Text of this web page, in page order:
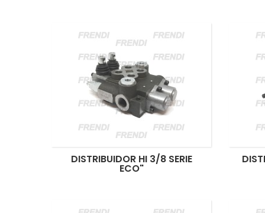
DISTRIBUIDOR HI 3/8 SERIE
ECO"